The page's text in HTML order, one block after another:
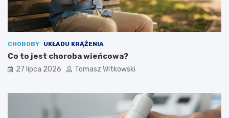
CHOROBY UKŁADU KRĄŻENIA
Co to jest choroba wieńcowa?
27 lipca 2026 Tomasz Witkowski